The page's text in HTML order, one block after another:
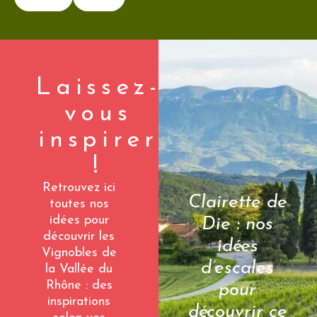
Laissez-
vous
inspirer
!
Retrouvez ici
toutes nos
idées pour
découvrir les
Vignobles de
la Vallée du
Rhône : des
inspirations
Clairette de
Die : nos
idées
d’escales
pour
découvrir ce